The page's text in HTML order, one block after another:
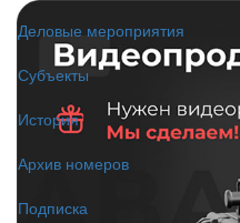
Деловые мероприятия
Субъекты
История
Архив номеров
Подписка